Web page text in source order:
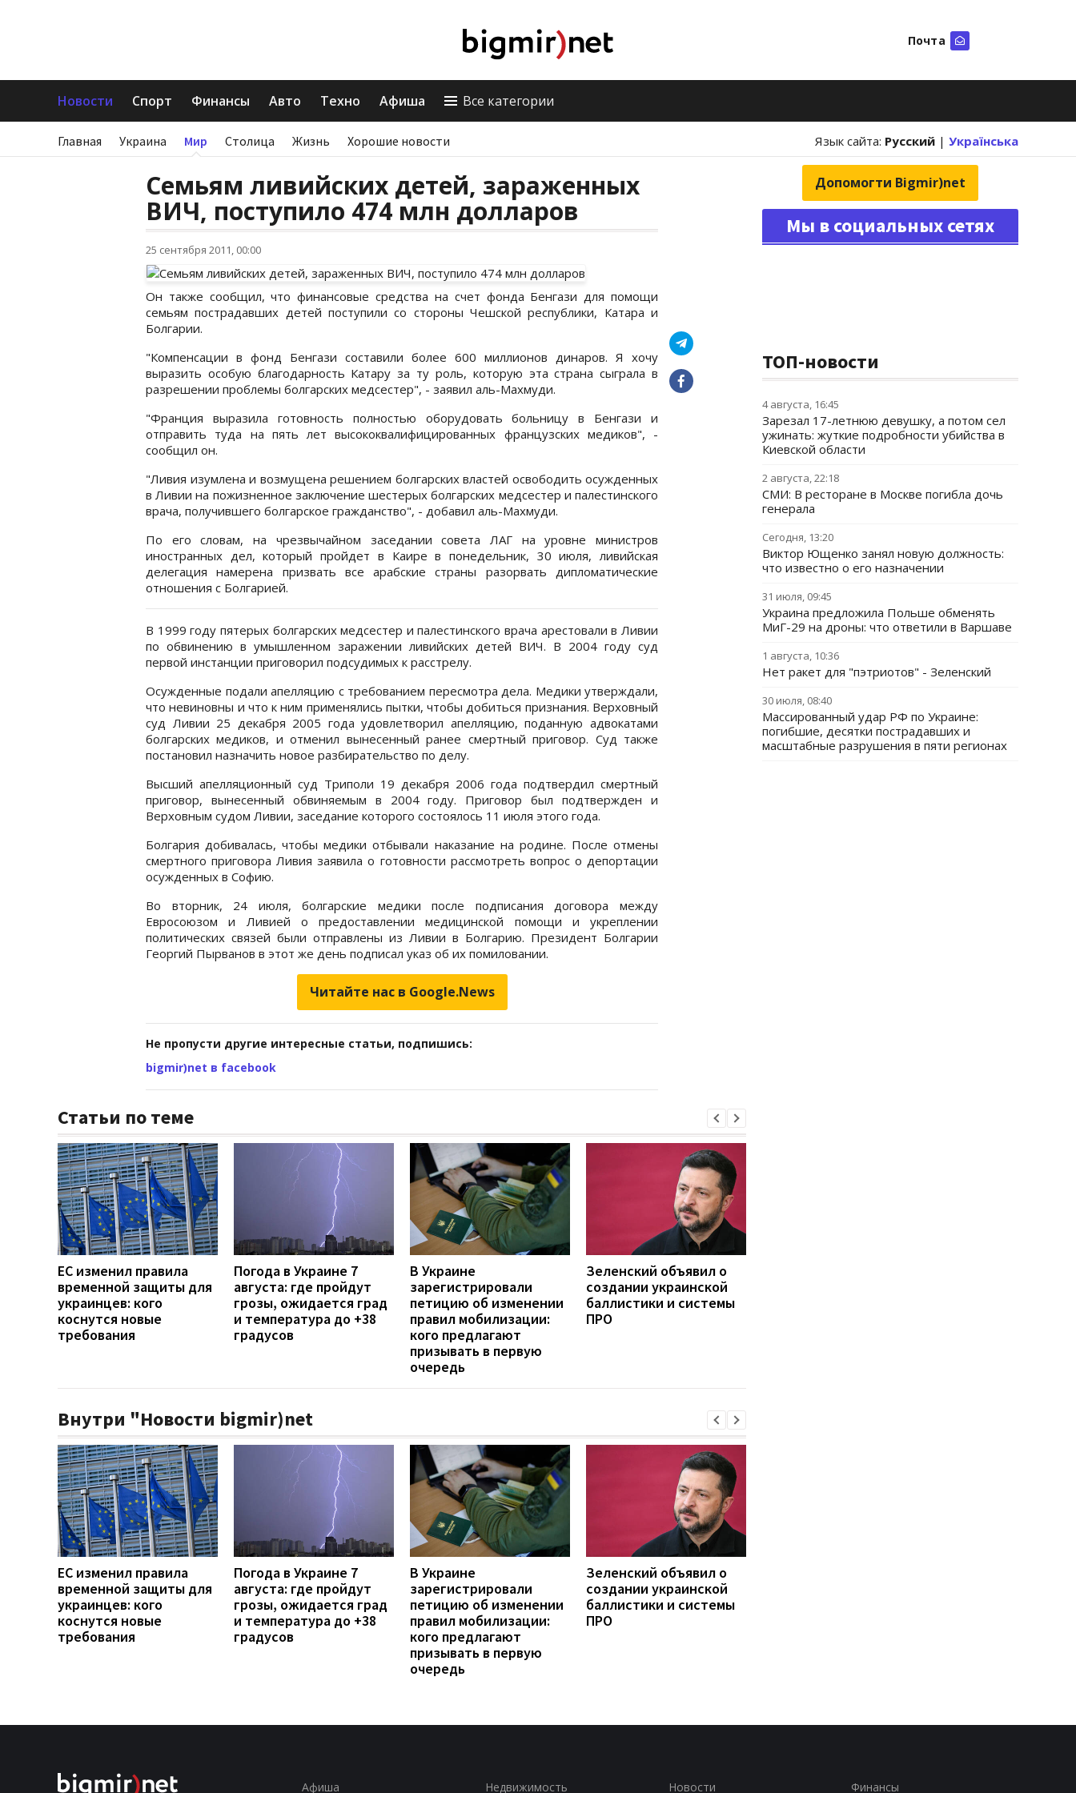
Почта
Новости Спорт Финансы Авто Техно Афиша Все категории
Главная Украина Мир Столица Жизнь Хорошие новости Язык сайта: Русский | Українська
Семьям ливийских детей, зараженных
ВИЧ, поступило 474 млн долларов
25 сентября 2011, 00:00
Он также сообщил, что финансовые средства на счет фонда Бенгази для помощи
семьям пострадавших детей поступили со стороны Чешской республики, Катара и
Болгарии.
"Компенсации в фонд Бенгази составили более 600 миллионов динаров. Я хочу
выразить особую благодарность Катару за ту роль, которую эта страна сыграла в
разрешении проблемы болгарских медсестер", - заявил аль-Махмуди.
"Франция выразила готовность полностью оборудовать больницу в Бенгази и
отправить туда на пять лет высококвалифицированных французских медиков", -
сообщил он.
"Ливия изумлена и возмущена решением болгарских властей освободить осужденных
в Ливии на пожизненное заключение шестерых болгарских медсестер и палестинского
врача, получившего болгарское гражданство", - добавил аль-Махмуди.
По его словам, на чрезвычайном заседании совета ЛАГ на уровне министров
иностранных дел, который пройдет в Каире в понедельник, 30 июля, ливийская
делегация намерена призвать все арабские страны разорвать дипломатические
отношения с Болгарией.
В 1999 году пятерых болгарских медсестер и палестинского врача арестовали в Ливии
по обвинению в умышленном заражении ливийских детей ВИЧ. В 2004 году суд
первой инстанции приговорил подсудимых к расстрелу.
Осужденные подали апелляцию с требованием пересмотра дела. Медики утверждали,
что невиновны и что к ним применялись пытки, чтобы добиться признания. Верховный
суд Ливии 25 декабря 2005 года удовлетворил апелляцию, поданную адвокатами
болгарских медиков, и отменил вынесенный ранее смертный приговор. Суд также
постановил назначить новое разбирательство по делу.
Высший апелляционный суд Триполи 19 декабря 2006 года подтвердил смертный
приговор, вынесенный обвиняемым в 2004 году. Приговор был подтвержден и
Верховным судом Ливии, заседание которого состоялось 11 июля этого года.
Болгария добивалась, чтобы медики отбывали наказание на родине. После отмены
смертного приговора Ливия заявила о готовности рассмотреть вопрос о депортации
осужденных в Софию.
Во вторник, 24 июля, болгарские медики после подписания договора между
Евросоюзом и Ливией о предоставлении медицинской помощи и укреплении
политических связей были отправлены из Ливии в Болгарию. Президент Болгарии
Георгий Пырванов в этот же день подписал указ об их помиловании.
Читайте нас в Google.News
Не пропусти другие интересные статьи, подпишись:
bigmir)net в facebook
Статьи по теме
ЕС изменил правила
временной защиты для
украинцев: кого
коснутся новые
требования
Погода в Украине 7
августа: где пройдут
грозы, ожидается град
и температура до +38
градусов
В Украине
зарегистрировали
петицию об изменении
правил мобилизации:
кого предлагают
призывать в первую
очередь
Зеленский объявил о
создании украинской
баллистики и системы
ПРО
Внутри "Новости bigmir)net
ЕС изменил правила
временной защиты для
украинцев: кого
коснутся новые
требования
Погода в Украине 7
августа: где пройдут
грозы, ожидается град
и температура до +38
градусов
В Украине
зарегистрировали
петицию об изменении
правил мобилизации:
кого предлагают
призывать в первую
очередь
Зеленский объявил о
создании украинской
баллистики и системы
ПРО
Допомогти Bigmir)net
Мы в социальных сетях
ТОП-новости
4 августа, 16:45
Зарезал 17-летнюю девушку, а потом сел
ужинать: жуткие подробности убийства в
Киевской области
2 августа, 22:18
СМИ: В ресторане в Москве погибла дочь
генерала
Сегодня, 13:20
Виктор Ющенко занял новую должность:
что известно о его назначении
31 июля, 09:45
Украина предложила Польше обменять
МиГ-29 на дроны: что ответили в Варшаве
1 августа, 10:36
Нет ракет для "пэтриотов" - Зеленский
30 июля, 08:40
Массированный удар РФ по Украине:
погибшие, десятки пострадавших и
масштабные разрушения в пяти регионах
Афиша Недвижимость Новости Финансы